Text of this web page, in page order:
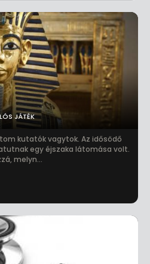
JÁTÉK
kutatók vagytok. Az idősödő
egy éjszaka látomása volt.
melyn...